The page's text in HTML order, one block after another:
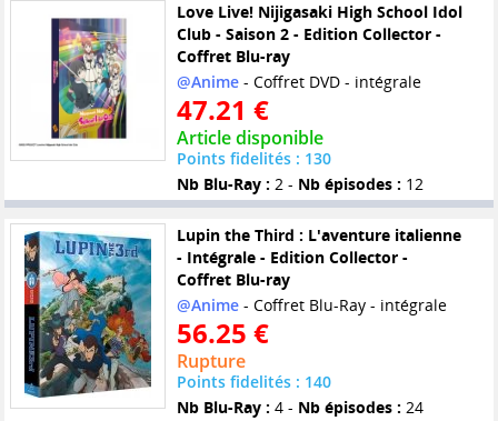
Love Live! Nijigasaki High School Idol
Club - Saison 2 - Edition Collector -
Coffret Blu-ray
@Anime- Coffret DVD - intégrale
47.21 €
Article disponible
Points fidelités : 130
Nb Blu-Ray : 2 - Nb épisodes : 12
Lupin the Third : L'aventure italienne
- Intégrale - Edition Collector -
Coffret Blu-ray
@Anime- Coffret Blu-Ray - intégrale
56.25 €
Rupture
Points fidelités : 140
Nb Blu-Ray : 4 - Nb épisodes : 24